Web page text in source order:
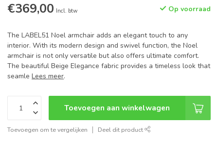
€369,00 Incl. btw Op voorraad
The LABEL51 Noel armchair adds an elegant touch to any
interior. With its modern design and swivel function, the Noel
armchair is not only versatile but also offers ultimate comfort.
The beautiful Beige Elegance fabric provides a timeless look that
seamle Lees meer.
Toevoegen aan winkelwagen
Toevoegen om te vergelijken Deel dit product